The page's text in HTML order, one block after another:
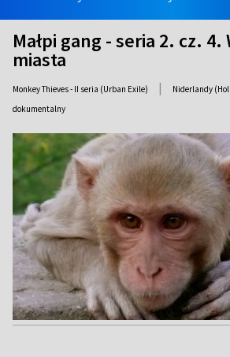
Małpi gang - seria 2. cz. 4.
miasta
Monkey Thieves - II seria (Urban Exile) | Niderlandy
dokumentalny